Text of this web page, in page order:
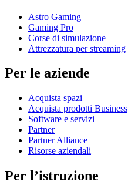
Astro Gaming
Gaming Pro
Corse di simulazione
Attrezzatura per streaming
Per le aziende
Acquista spazi
Acquista prodotti Business
Software e servizi
Partner
Partner Alliance
Risorse aziendali
Per l’istruzione